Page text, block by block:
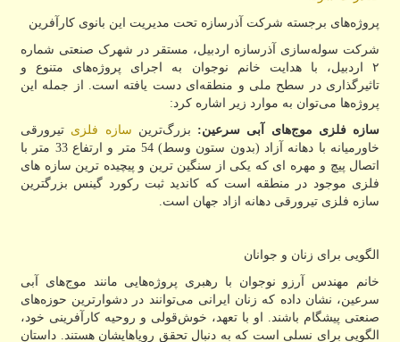
پروژه‌های برجسته شرکت آذرسازه تحت مدیریت این بانوی کارآفرین
شرکت سوله‌سازی آذرسازه اردبیل، مستقر در شهرک صنعتی شماره
۲ اردبیل، با هدایت خانم نوجوان به اجرای پروژه‌های متنوع و
تاثیرگذاری در سطح ملی و منطقه‌ای دست یافته است. از جمله این
پروژه‌ها می‌توان به موارد زیر اشاره کرد:
سازه فلزی موج‌های آبی سرعین: بزرگ‌ترین سازه فلزی تیرورقی
خاورمیانه با دهانه آزاد (بدون ستون وسط) 54 متر و ارتفاع 33 متر با
اتصال پیچ و مهره ای که یکی از سنگین ترین و پیچیده ترین سازه های
فلزی موجود در منطقه است که کاندید ثبت رکورد گینس بزرگترین
سازه فلزی تیرورقی دهانه ازاد جهان است.
الگویی برای زنان و جوانان
خانم مهندس آرزو نوجوان با رهبری پروژه‌هایی مانند موج‌های آبی
سرعین، نشان داده که زنان ایرانی می‌توانند در دشوارترین حوزه‌های
صنعتی پیشگام باشند. او با تعهد، خوش‌قولی و روحیه کارآفرینی خود،
الگویی برای نسلی است که به دنبال تحقق رویاهایشان هستند. داستان